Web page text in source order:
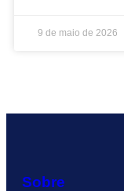
9 de maio de 2026
Sobre